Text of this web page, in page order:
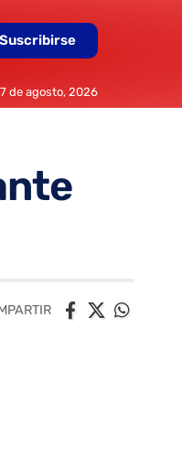
de agosto, 2026